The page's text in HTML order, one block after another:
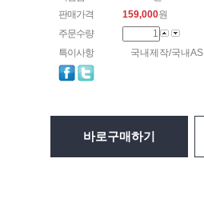
판매가격
159,000원
주문수량
특이사항
국내제작/국내AS
바로구매하기